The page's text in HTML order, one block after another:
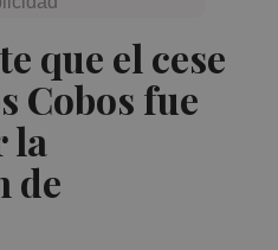
que el cese
Cobos fue
la
de